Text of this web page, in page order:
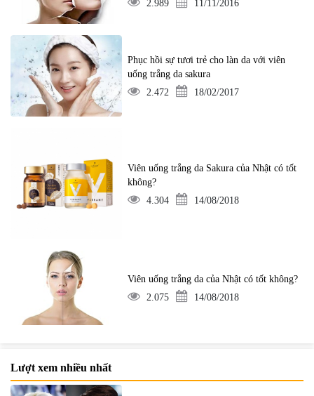
2.989
11/11/2016
Phục hồi sự tươi trẻ cho làn da với viên
uống trắng da sakura
2.472
18/02/2017
Viên uống trắng da Sakura của Nhật có tốt
không?
4.304
14/08/2018
Viên uống trắng da của Nhật có tốt không?
2.075
14/08/2018
Lượt xem nhiều nhất